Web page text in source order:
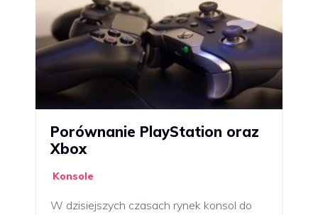
Porównanie PlayStation oraz
Xbox
Konsole
W dzisiejszych czasach rynek konsol do